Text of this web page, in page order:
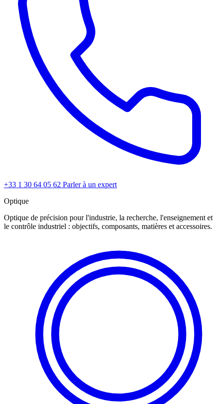
+33 1 30 64 05 62 Parler à un expert
Optique
Optique de précision pour l'industrie, la recherche, l'enseignement et
le contrôle industriel : objectifs, composants, matières et accessoires.